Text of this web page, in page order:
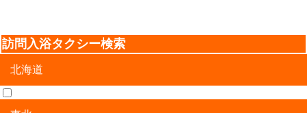
訪問入浴タクシー検索
北海道